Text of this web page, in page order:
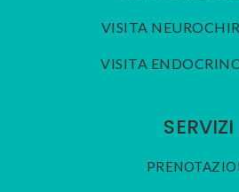
VISITA
VISITA
SERVIZI